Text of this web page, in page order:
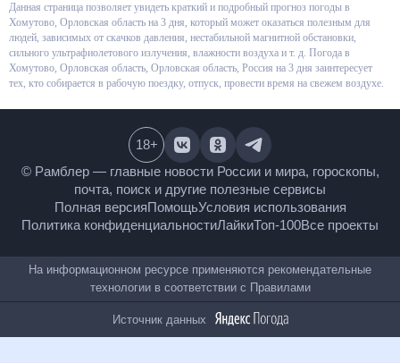
Данная страница позволяет увидеть краткий и подробный прогноз
погоды в Хомутово, Орловская область на 3 дня, который может
оказаться полезным для людей, зависимых от скачков давления,
нестабильной магнитной обстановки, сильного ультрафиолетового
излучения, влажности воздуха и т. д. Погода в Хомутово, Орловская
область, Орловская область, Россия на 3 дня заинтересует тех, кто
© Рамблер — главные новости России и мира,
гороскопы, почта, поиск и другие полезные сервисы
Полная версия
Помощь
Условия использования
Политика конфиденциальностиЛайкиТоп-100
Все проекты
18+
На информационном ресурсе применяются
рекомендательные технологии в соответствии сПравилами